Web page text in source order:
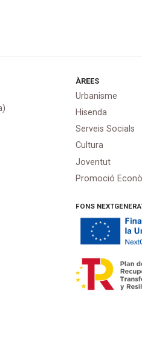
ÀREES
Urbanisme
Hisenda
Serveis Socials
Cultura
Joventut
Promoció
FONS